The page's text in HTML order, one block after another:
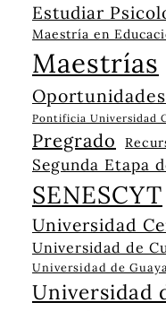
Estudiar
Maestría en
Maestrías
Pontificia Universidad
Pregrado
Segunda Etapa
SENESCYT
Universidad
Universidad de
Universidad de
Universidad